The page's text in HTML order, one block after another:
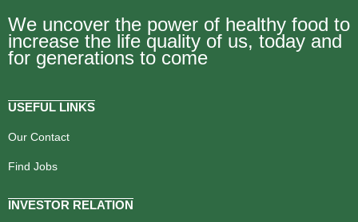
We uncover the power of healthy food to
increase the life quality of us, today and
for generations to come
USEFUL LINKS
Our Contact
Find Jobs
INVESTOR RELATION